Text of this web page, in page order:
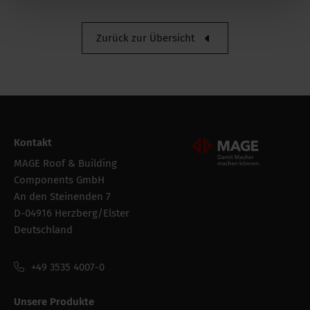
Bruttogewicht 7.95 kg
Verkaufsbreite
Verpackung der
bestandeinheit
Verpackung /
Zurück zur Übersicht
Mageroof Logo Footer
Kontakt
MAGE Roof & Building
Components GmbH
An den Steinenden 7
D-04916 Herzberg/Elster
Deutschland
+49 3535 4007-0
Unsere Produkte